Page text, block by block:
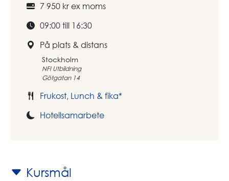
7 950 kr ex moms
09:00 till 16:30
På plats & distans
Stockholm
NFI Utbildning
Götgatan 14
Frukost, Lunch & fika*
Hotellsamarbete
Kursmål